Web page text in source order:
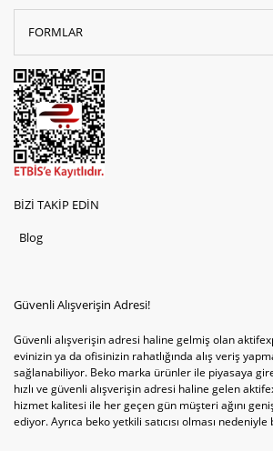
FORMLAR
BİZİ TAKİP EDİN
Blog
Güvenli Alışverişin Adresi!
Güvenli alışverişin adresi haline gelmiş olan
evinizin ya da ofisinizin rahatlığında alış veriş
sağlanabiliyor. Beko marka ürünler ile piyasaya
hızlı ve güvenli alışverişin adresi haline gelen
hizmet kalitesi ile her geçen gün müşteri ağını
ediyor. Ayrıca beko yetkili satıcısı olması